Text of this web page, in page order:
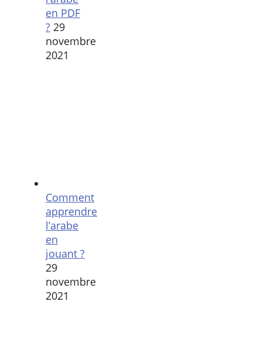
en PDF
? 29
novembre
2021
Comment
apprendre
l’arabe
en
jouant ?
29
novembre
2021